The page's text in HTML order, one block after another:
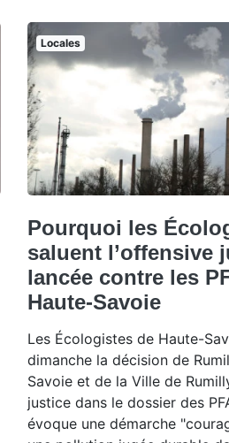
Locales
Pourquoi les
saluent l’offensive
lancée contre les
Haute-Savoie
Les Écologistes de Haute-
dimanche la décision de
Savoie et de la Ville de
justice dans le dossier des
évoque une démarche